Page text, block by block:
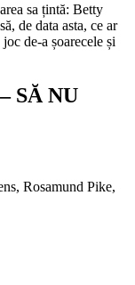
sa țintă: Betty
de data asta, ce ar
de-a șoarecele și
SĂ NU
Rosamund Pike,